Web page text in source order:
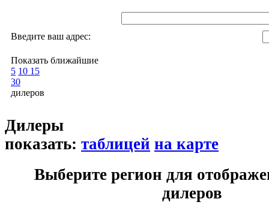
Введите ваш адрес:
Показать ближайшие
5 10 15
30
дилеров
Дилеры
показать: таблицей на карте
Выберите регион для
дилеров